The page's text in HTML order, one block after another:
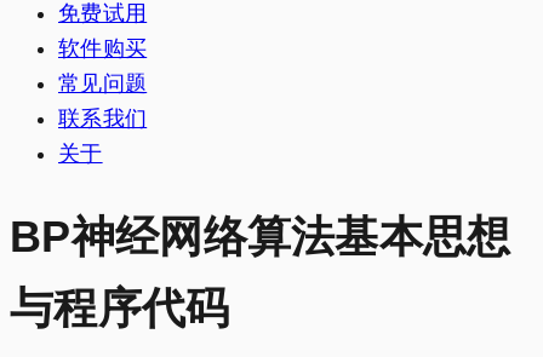
免费试用
软件购买
常见问题
联系我们
关于
BP神经网络算法基本思想
与程序代码